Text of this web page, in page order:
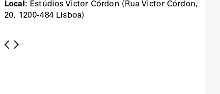
Local: Estúdios Victor Córdon (Rua Victor Córdon,
20, 1200-484 Lisboa)